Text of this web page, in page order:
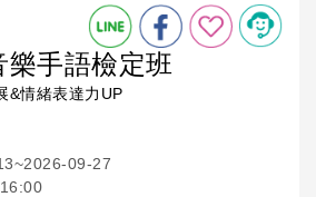
樂手語檢定班
&情緒表達力UP
09-27